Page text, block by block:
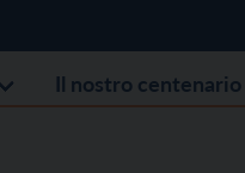
Il nostro centenario